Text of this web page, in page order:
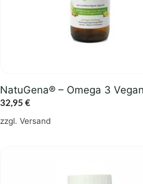
NatuGena® – Omega 3
32,95 €
zzgl. Versand